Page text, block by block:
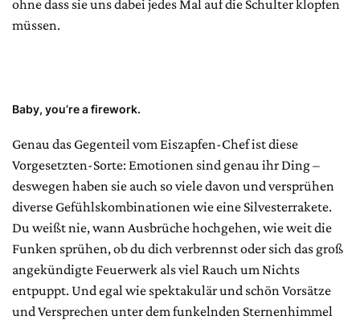
ohne dass sie uns dabei jedes Mal auf die Schulter klopfen
müssen.
Baby, you’re a firework.
Genau das Gegenteil vom Eiszapfen-Chef ist diese
Vorgesetzten-Sorte: Emotionen sind genau ihr Ding –
deswegen haben sie auch so viele davon und versprühen
diverse Gefühlskombinationen wie eine Silvesterrakete.
Du weißt nie, wann Ausbrüche hochgehen, wie weit die
Funken sprühen, ob du dich verbrennst oder sich das groß
angekündigte Feuerwerk als viel Rauch um Nichts
entpuppt. Und egal wie spektakulär und schön Vorsätze
und Versprechen unter dem funkelnden Sternenhimmel